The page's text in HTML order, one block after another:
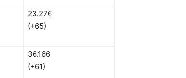
23.276
(+65)
36.166
(+61)